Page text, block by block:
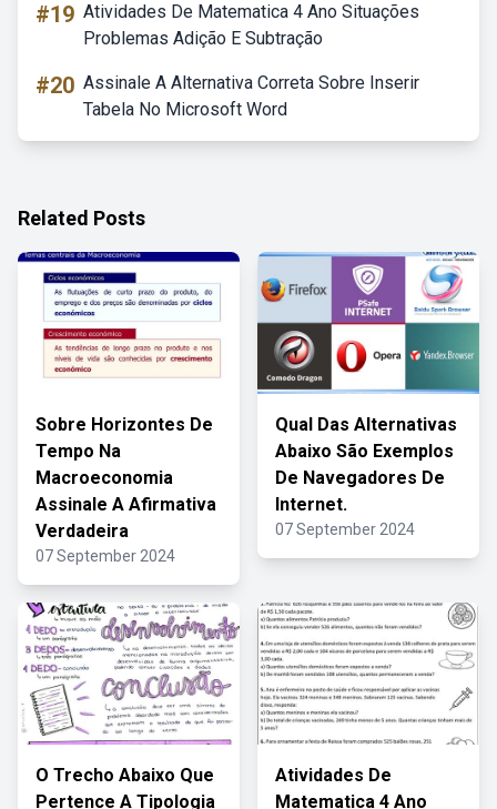
#19 Atividades De Matematica 4 Ano Situações
Problemas Adição E Subtração
#20 Assinale A Alternativa Correta Sobre Inserir
Tabela No Microsoft Word
Related Posts
Sobre Horizontes De
Tempo Na
Macroeconomia
Assinale A Afirmativa
Verdadeira
07 September 2024
Qual Das Alternativas
Abaixo São Exemplos
De Navegadores De
Internet.
07 September 2024
O Trecho Abaixo Que
Pertence A Tipologia
Atividades De
Matematica 4 Ano